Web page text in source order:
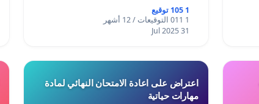
1 105 توقيع
1 011 التوقيعات / 12 أشهر
31 Jul 2025
اعتراض على اعادة الامتحان النهائي لمادة
مهارات حياتية